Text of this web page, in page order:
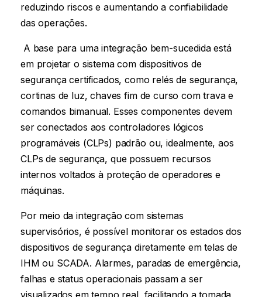
reduzindo riscos e aumentando a confiabilidade
das operações.
A base para uma integração bem-sucedida está
em projetar o sistema com dispositivos de
segurança certificados, como relés de segurança,
cortinas de luz, chaves fim de curso com trava e
comandos bimanual. Esses componentes devem
ser conectados aos controladores lógicos
programáveis (CLPs) padrão ou, idealmente, aos
CLPs de segurança, que possuem recursos
internos voltados à proteção de operadores e
máquinas.
Por meio da integração com sistemas
supervisórios, é possível monitorar os estados dos
dispositivos de segurança diretamente em telas de
IHM ou SCADA. Alarmes, paradas de emergência,
falhas e status operacionais passam a ser
visualizados em tempo real, facilitando a tomada